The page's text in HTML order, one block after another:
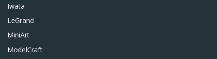
Iwata
LeGrand
MiniArt
ModelCraft